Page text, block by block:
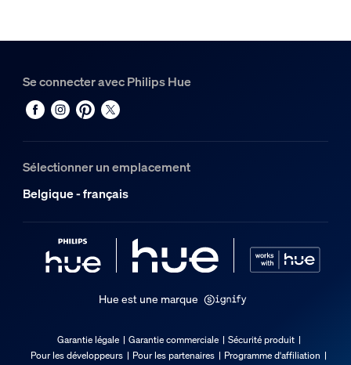
Matériaux
Durée de vie
Options/accessoires inclus
Gradable avec l'application et la télécommande Hue
LED intégrée
Se connecter avec Philips Hue
Sélectionner un emplacement
Belgique - français
Hue est une marque
Garantie légale Garantie commerciale
Sécurité produit
Pour les développeurs
Pour les partenaires
Programme d'affiliation